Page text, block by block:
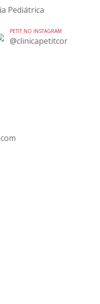
PETIT NO INSTAGRAM
@clinicapetitcor